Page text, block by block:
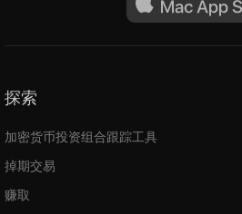
探索
加密货币投资组合跟踪工具
掉期交易
赚取